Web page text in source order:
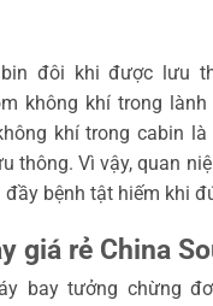
đôi khi được lưu
không khí trong
khí trong cabin
thông. Vì vậy, quan
bệnh tật hiếm khi
giá rẻ China
bay tưởng chừng